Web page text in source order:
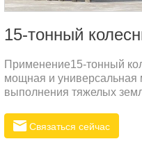
15-тонный
Применение15-тонный
мощная и универсальная
выполнения тяжелых
Связаться сейчас